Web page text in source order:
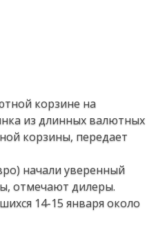
корзине на
из длинных валютных
корзины, передает
начали уверенный
отмечают дилеры.
14-15 января около